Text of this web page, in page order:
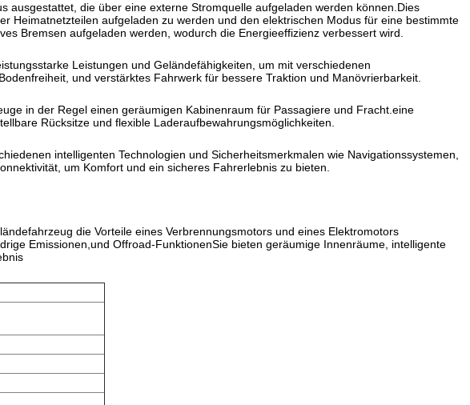
ausgestattet, die über eine externe Stromquelle aufgeladen werden können.Dies
Heimatnetzteilen aufgeladen zu werden und den elektrischen Modus für eine bestimmte
Bremsen aufgeladen werden, wodurch die Energieeffizienz verbessert wird.
Leistungen und Geländefähigkeiten, um mit verschiedenen
und verstärktes Fahrwerk für bessere Traktion und Manövrierbarkeit.
in der Regel einen geräumigen Kabinenraum für Passagiere und Fracht.eine
Rücksitze und flexible Laderaufbewahrungsmöglichkeiten.
intelligenten Technologien und Sicherheitsmerkmalen wie Navigationssystemen,
um Komfort und ein sicheres Fahrerlebnis zu bieten.
die Vorteile eines Verbrennungsmotors und eines Elektromotors
Emissionen,und Offroad-FunktionenSie bieten geräumige Innenräume, intelligente